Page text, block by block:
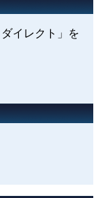
イレクト」を